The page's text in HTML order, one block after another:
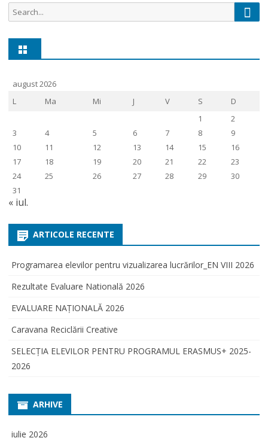
Search
for:
august 2026
L
Ma Mi J V S
D
1
2
3
4 5 6 7 8
9
10
11 12 13 14 15
16
17
18 19 20 21 22
23
24
25 26 27 28 29
30
31
« iul.
ARTICOLE RECENTE
Programarea elevilor pentru vizualizarea lucrărilor_EN VIII 2026
Rezultate Evaluare Natională 2026
EVALUARE NAŢIONALĂ 2026
Caravana Reciclării Creative
SELECŢIA ELEVILOR PENTRU PROGRAMUL ERASMUS+ 2025-
2026
ARHIVE
iulie 2026